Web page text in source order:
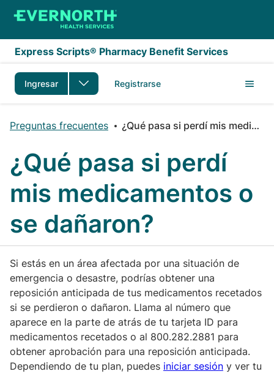
Saltar al contenido principal
Express Scripts® Pharmacy Benefit Services
Ingresar Registrarse
Preguntas frecuentes ¿Qué pasa si perdí mis medicamentos o se dañaron?
¿Qué pasa si perdí
mis medicamentos o
se dañaron?
Si estás en un área afectada por una situación de
emergencia o desastre, podrías obtener una
reposición anticipada de tus medicamentos recetados
si se perdieron o dañaron. Llama al número que
aparece en la parte de atrás de tu tarjeta ID para
medicamentos recetados o al 800.282.2881 para
obtener aprobación para una reposición anticipada.
Dependiendo de tu plan, puedes iniciar sesión y ver tu